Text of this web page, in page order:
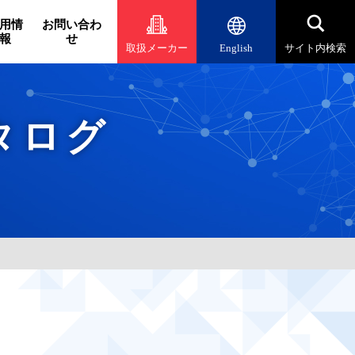
情
報
お問い合わ
せ
取扱メーカー English サイト内検索
ログ